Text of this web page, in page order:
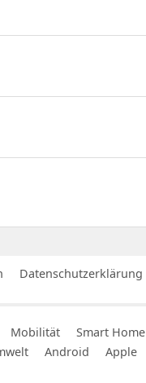
Datenschutzerklärung
Mobilität Smart Home
Android Apple